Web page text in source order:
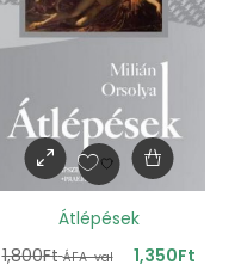
Átlépések
1,800Ft ÁFA-val 1,350Ft